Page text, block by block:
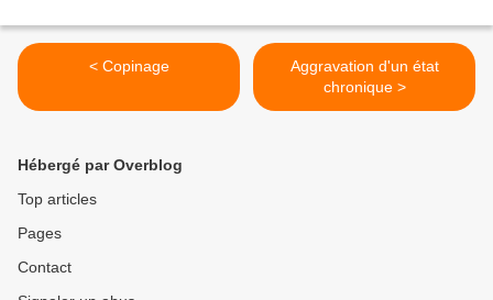
< Copinage
Aggravation d'un état
chronique >
Hébergé par Overblog
Top articles
Pages
Contact